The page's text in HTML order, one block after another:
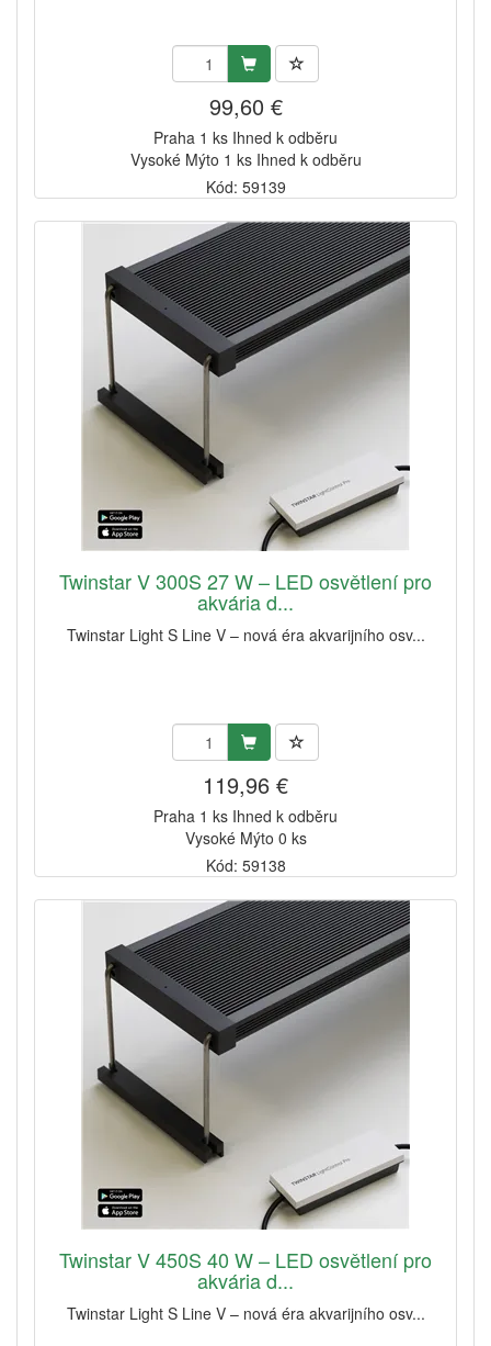
99,60 €
Praha 1 ks Ihned k odběru
Vysoké Mýto 1 ks Ihned k odběru
Kód: 59139
Twinstar V 300S 27 W – LED osvětlení pro
akvária d...
Twinstar Light S Line V – nová éra akvarijního osv...
119,96 €
Praha 1 ks Ihned k odběru
Vysoké Mýto 0 ks
Kód: 59138
Twinstar V 450S 40 W – LED osvětlení pro
akvária d...
Twinstar Light S Line V – nová éra akvarijního osv...